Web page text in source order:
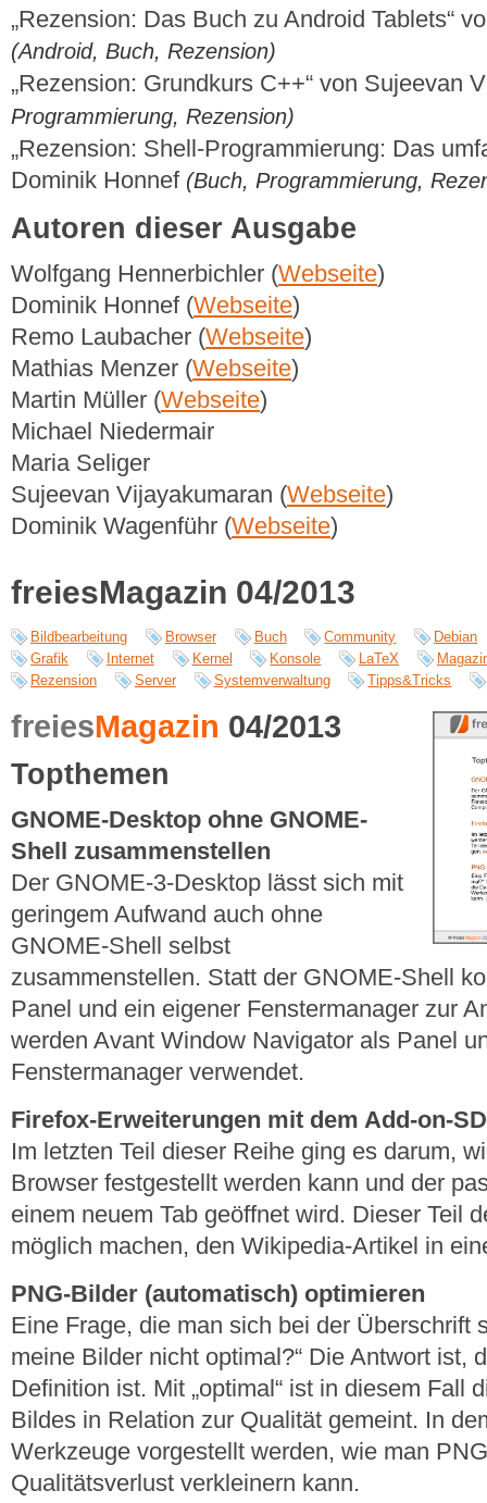
„Rezension: Das Buch zu Android Tablets“
(Android, Buch, Rezension)
„Rezension: Grundkurs C++“ von Sujeevan
Programmierung, Rezension)
„Rezension: Shell-Programmierung: Das
Dominik Honnef (Buch, Programmierung,
Autoren dieser Ausgabe
Wolfgang Hennerbichler (Webseite)
Dominik Honnef (Webseite)
Remo Laubacher (Webseite)
Mathias Menzer (Webseite)
Martin Müller (Webseite)
Michael Niedermair
Maria Seliger
Sujeevan Vijayakumaran (Webseite)
Dominik Wagenführ (Webseite)
freiesMagazin 04/2013
Bildbearbeitung Browser Buch Community
Debian
Grafik
Internet Kernel Konsole LaTeX
Rezension
Server Systemverwaltung Tipps&Tricks
freiesMagazin 04/2013
Topthemen
GNOME-Desktop ohne GNOME-
Shell zusammenstellen
Der GNOME-3-Desktop lässt sich mit
geringem Aufwand auch ohne
GNOME-Shell selbst
zusammenstellen. Statt der GNOME-Shell
Panel und ein eigener Fenstermanager zur
werden Avant Window Navigator als Panel
Fenstermanager verwendet.
Firefox-Erweiterungen mit dem Add-on-
Im letzten Teil dieser Reihe ging es darum,
Browser festgestellt werden kann und der
einem neuem Tab geöffnet wird. Dieser Teil
möglich machen, den Wikipedia-Artikel in
PNG-Bilder (automatisch) optimieren
Eine Frage, die man sich bei der Überschrift
meine Bilder nicht optimal?“ Die Antwort ist,
Definition ist. Mit „optimal“ ist in diesem Fall
Bildes in Relation zur Qualität gemeint. In
Werkzeuge vorgestellt werden, wie man
Qualitätsverlust verkleinern kann.